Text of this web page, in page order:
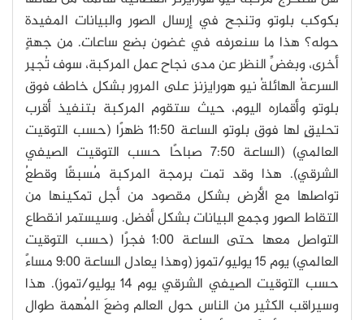
بكوكب بلوتو وتنجح في إرسال الصور والبيانات المفيدة
حوله؟ هذا ما سنعرفه في غضون بضع ساعات. من جهةٍ
أخرى، وبغضِّ النظر عن مدى نجاح عمل المركبة، سوف تُجبِر
السرعةُ الهائلةُ نيو هورايزنز على المرور بشكل خاطف فوق
بلوتو وأقماره اليوم، حيث ستقوم المركبة بتنفيذ أقرب
تحليقٍ لها فوق بلوتو الساعة 11:50 ظهرًا (حسب التوقيت
العالمي) (الساعة 7:50 صباحًا حسب التوقيت الصيفي
الشرقي). هذا وقد تمت برمجة المركبة مُسبقًا وقطعُ
تواصلها مع الأرض بشكل مقصود من أجل تمكينها من
التقاط الصور وجمع البيانات بشكل أفضل. وسيستمر انقطاع
التواصل معها حتى الساعة 1:00 فجرًا (حسب التوقيت
العالمي) يوم 15 يوليو/تموز (وهذا يعادل الساعة 9:00 مساءً
حسب التوقيت الصيفي الشرقي يوم 14 يوليو/تموز). هذا
وسيراقب الكثير من الناس حول العالم وضعَ المُهمة طوال